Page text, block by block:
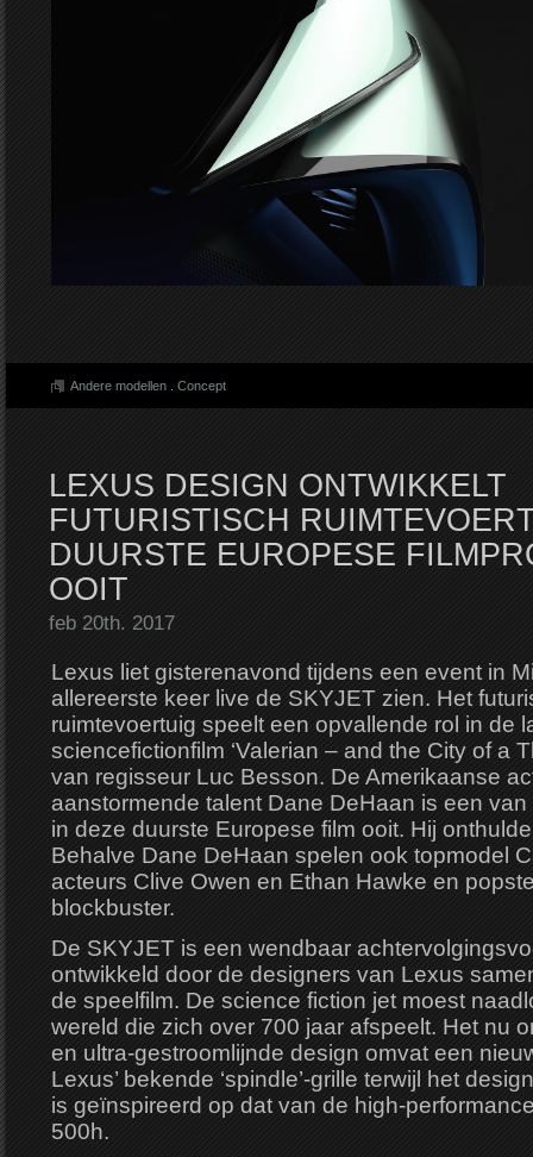
Andere modellen Concept
LEXUS DESIGN ONTWIKKELT
FUTURISTISCH
DUURSTE EUROPESE
OOIT
feb 20th. 2017
Lexus liet gisterenavond tijdens een event in
allereerste keer live de SKYJET zien. Het
ruimtevoertuig speelt een opvallende rol in de
sciencefictionfilm ‘Valerian – and the City of a
van regisseur Luc Besson. De Amerikaanse
aanstormende talent Dane DeHaan is een
in deze duurste Europese film ooit. Hij
Behalve Dane DeHaan spelen ook topmodel
acteurs Clive Owen en Ethan Hawke en
blockbuster.
De SKYJET is een wendbaar
ontwikkeld door de designers van Lexus
de speelfilm. De science fiction jet moest
wereld die zich over 700 jaar afspeelt. Het nu
en ultra-gestroomlijnde design omvat een
Lexus’ bekende ‘spindle’-grille terwijl het
is geïnspireerd op dat van de high-
500h.